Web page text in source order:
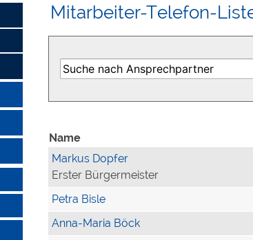
Mitarbeiter-Telefon-
Name
Markus Dopfer
Erster Bürgermeister
Petra Bisle
Anna-Maria Böck